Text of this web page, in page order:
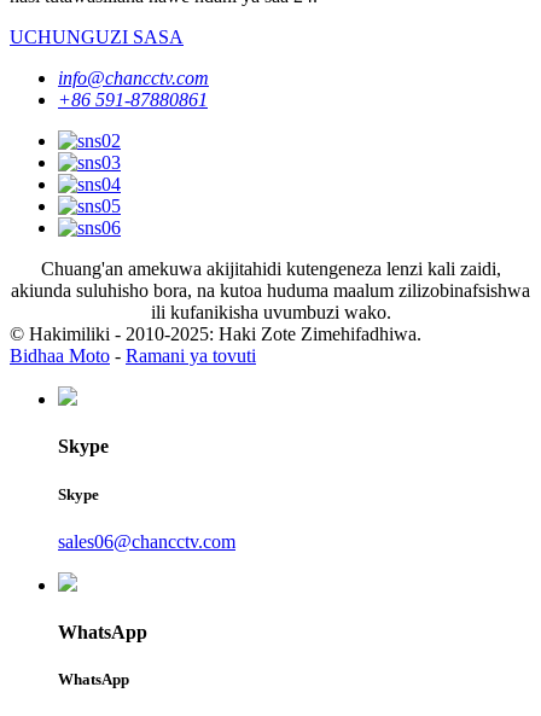
UCHUNGUZI SASA
info@chancctv.com
+86 591-87880861
Chuang'an amekuwa akijitahidi kutengeneza lenzi kali zaidi,
akiunda suluhisho bora, na kutoa huduma maalum zilizobinafsishwa
ili kufanikisha uvumbuzi wako.
© Hakimiliki - 2010-2025: Haki Zote Zimehifadhiwa.
Bidhaa Moto - Ramani ya tovuti
Skype
Skype
sales06@chancctv.com
WhatsApp
WhatsApp